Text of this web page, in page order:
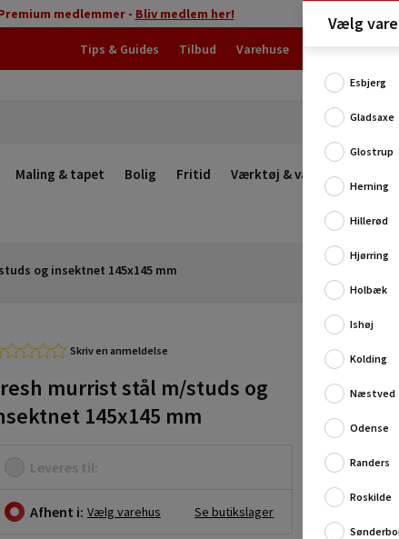
medlemmer - Bliv medlem her!
Tips & Guides Tilbud Varehuse
Maling & tapet Bolig Fritid Værktøj & værksted
og insektnet 145x145 mm
Skriv en anmeldelse
murrist stål m/studs og
145x145 mm
Leveres til:
Afhent i: Vælg varehus Se butikslager
Vælg
Esbjerg
Gladsaxe
Glostrup
Herning
Hillerød
Hjørring
Holbæk
Ishøj
Kolding
Næstved
Odense
Randers
Roskilde